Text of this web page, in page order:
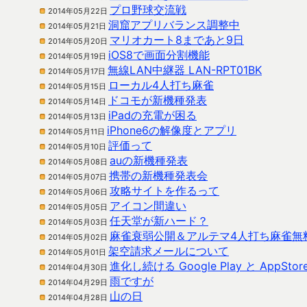
2014年05月22日 プロ野球交流戦
2014年05月21日 洞窟アプリバランス調整中
2014年05月20日 マリオカート8まであと9日
2014年05月19日 iOS8で画面分割機能
2014年05月17日 無線LAN中継器 LAN-RPT01BK
2014年05月15日 ローカル4人打ち麻雀
2014年05月14日 ドコモが新機種発表
2014年05月13日 iPadの充電が困る
2014年05月11日 iPhone6の解像度とアプリ
2014年05月10日 評価って
2014年05月08日 auの新機種発表
2014年05月07日 携帯の新機種発表会
2014年05月06日 攻略サイトを作るって
2014年05月05日 アイコン間違い
2014年05月03日 任天堂が新ハード？
2014年05月02日 麻雀衰弱公開＆アルテマ4人打ち麻雀無
2014年05月01日 架空請求メールについて
2014年04月30日 進化し続ける Google Play と
2014年04月29日 雨ですが
2014年04月28日 山の日